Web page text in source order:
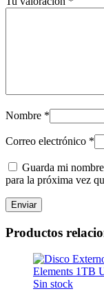
Nombre *
Correo electrónico *
Guarda mi
para la próxima vez
Productos
Sin stock